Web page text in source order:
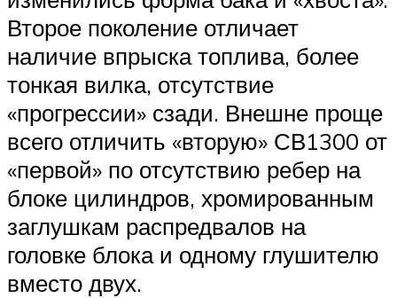
Второе поколение отличает
наличие впрыска топлива, более
тонкая вилка, отсутствие
«прогрессии» сзади. Внешне проще
всего отличить «вторую» СВ1300 от
«первой» по отсутствию ребер на
блоке цилиндров, хромированным
заглушкам распредвалов на
головке блока и одному глушителю
вместо двух.